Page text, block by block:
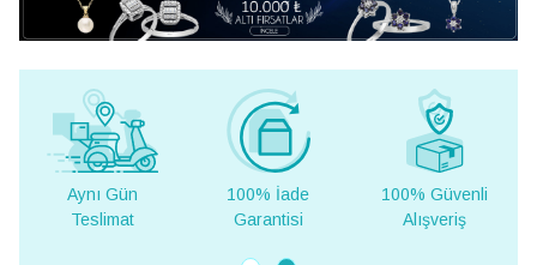
100% İade
Garantisi
100% Güvenli
Alışveriş
Yurt Dışına
Teslimat